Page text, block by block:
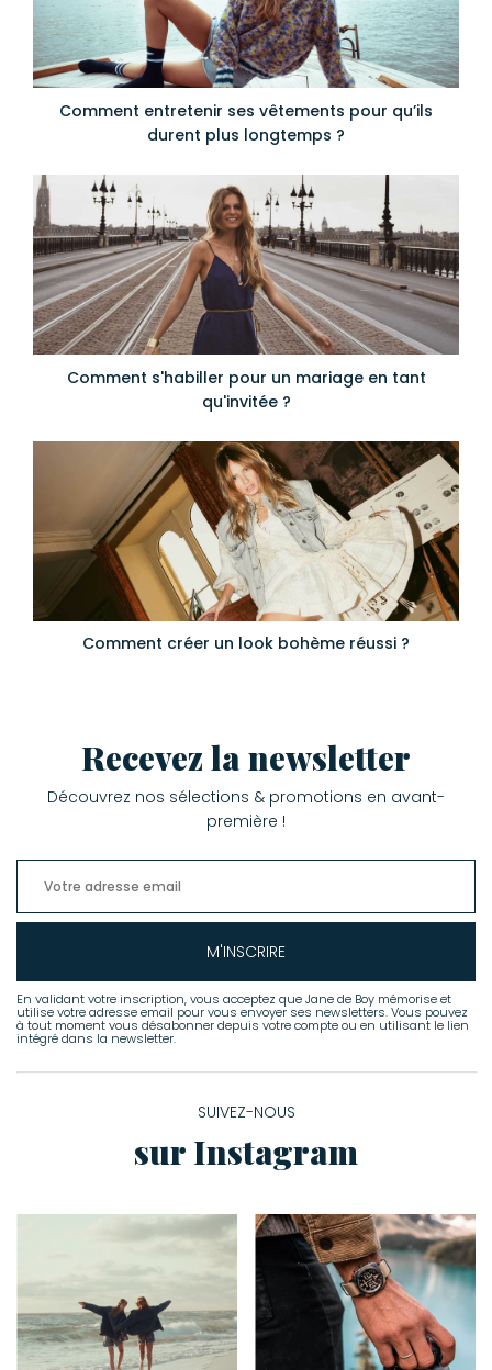
Comment entretenir ses vêtements pour qu’ils
durent plus longtemps ?
Comment s'habiller pour un mariage en tant
qu'invitée ?
Comment créer un look bohème réussi ?
Recevez la newsletter
Découvrez nos sélections & promotions en avant-
première !
M'INSCRIRE
En validant votre inscription, vous acceptez que Jane de Boy mémorise et
utilise votre adresse email pour vous envoyer ses newsletters. Vous pouvez
à tout moment vous désabonner depuis votre compte ou en utilisant le lien
intégré dans la newsletter.
SUIVEZ-NOUS
sur Instagram